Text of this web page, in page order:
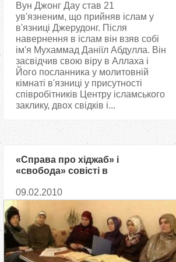
Вун Джонг Дау став 21
ув'язненим, що прийняв іслам у
в'язниці Джерудонг. Після
навернення в іслам він взяв собі
ім'я Мухаммад Даніїл Абдулла. Він
засвідчив свою віру в Аллаха і
Його посланника у молитовній
кімнаті в'язниці у присутності
співробітників Центру ісламського
заклику, двох свідків і...
«Справа про хіджаб» і
«свобода» совісті в
09.02.2010